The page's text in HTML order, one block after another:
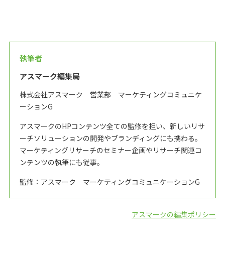
執筆者
アスマーク編集局
株式会社アスマーク 営業部 マーケティングコミュニケ
ーションG
アスマークのHPコンテンツ全ての監修を担い、新しいリサ
ーチソリューションの開発やブランディングにも携わる。
マーケティングリサーチのセミナー企画やリサーチ関連コ
ンテンツの執筆にも従事。
監修：アスマーク マーケティングコミュニケーションG
アスマークの編集ポリシー